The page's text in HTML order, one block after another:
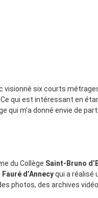
visionné six courts
. Ce qui est intéressant en
m’a donné envie de
du Collège Saint-Bruno
d’Annecyqui a réalisé
photos, des archives